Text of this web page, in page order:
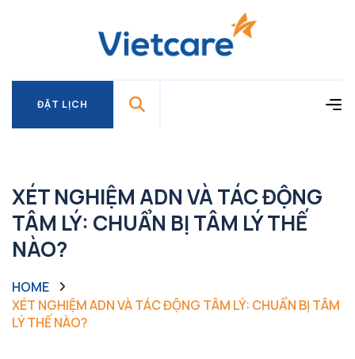
ĐẶT LỊCH
XÉT NGHIỆM ADN VÀ TÁC ĐỘNG
TÂM LÝ: CHUẨN BỊ TÂM LÝ THẾ
NÀO?
HOME
XÉT NGHIỆM ADN VÀ TÁC ĐỘNG TÂM LÝ: CHUẨN BỊ TÂM
LÝ THẾ NÀO?